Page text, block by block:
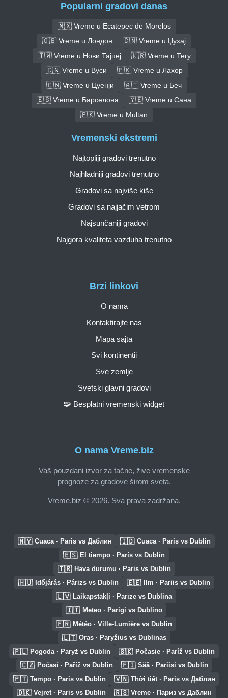
Popularni gradovi danas
🇲🇽 Vreme u Ecatepec de Morelos
🇬🇧 Vreme u Лондон
🇨🇳 Vreme u Џухај
🇹🇼 Vreme u Нови Тајпеј
🇰🇷 Vreme u Тегу
🇨🇳 Vreme u Вуси
🇵🇰 Vreme u Лахор
🇨🇳 Vreme u Цуенји
🇦🇹 Vreme u Беч
🇪🇸 Vreme u Барселона
🇾🇪 Vreme u Сана
🇵🇰 Vreme u Multan
O nama Vreme.biz
Vaš pouzdani izvor za tačne, žive vremenske
prognoze za gradove širom sveta.
Vreme.biz © 2026. Sva prava zadržana.
Brzi linkovi
O nama
Kontaktirajte nas
Mapa sajta
Svi kontinentii
Sve zemlje
Svetski glavni gradovi
🧩 Besplatni vremenski widget
Vremenski ekstremi
Najtopliji gradovi trenutno
Najhladniji gradovi trenutno
Gradovi sa najviše kiše
Gradovi sa najjačim vetrom
Najsunčaniji gradovi
Najgora kvaliteta vazduha trenutno
🇲🇾 Cuaca · Paris vs Даблин 🇮🇩 Cuaca · Paris vs Dublin
🇪🇸 El tiempo · París vs Dublín
🇹🇷 Hava durumu · Paris vs Dublin
🇭🇺 Időjárás · Párizs vs Dublin 🇪🇪 Ilm · Pariis vs Dublin
🇱🇻 Laikapstākļi · Parīze vs Dublina
🇮🇹 Meteo · Parigi vs Dublino
🇫🇷 Météo · Ville-Lumière vs Dublin
🇱🇹 Oras · Paryžius vs Dublinas
🇵🇱 Pogoda · Paryż vs Dublin 🇸🇰 Počasie · Paríž vs Dublin
🇨🇿 Počasí · Paříž vs Dublin 🇫🇮 Sää · Pariisi vs Dublin
🇵🇹 Tempo · Paris vs Dublin 🇻🇳 Thời tiết · Paris vs Даблин
🇩🇰 Vejret · Paris vs Dublin 🇷🇸 Vreme · Париз vs Даблин